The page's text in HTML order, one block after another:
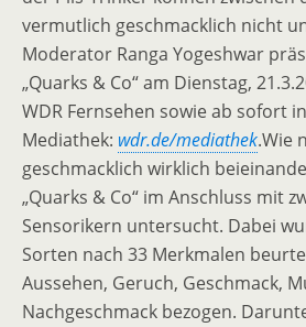
vermutlich geschmacklich nicht
Moderator Ranga Yogeshwar
„Quarks & Co“ am Dienstag,
WDR Fernsehen sowie ab sofort
Mediathek: wdr.de/mediathek.Wie
geschmacklich wirklich
„Quarks & Co“ im Anschluss mit
Sensorikern untersucht. Dabei
Sorten nach 33 Merkmalen
Aussehen, Geruch, Geschmack,
Nachgeschmack bezogen.